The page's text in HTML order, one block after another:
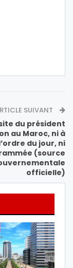
SUIVANT
du président
au Maroc, ni à
du jour, ni
(source
officielle)